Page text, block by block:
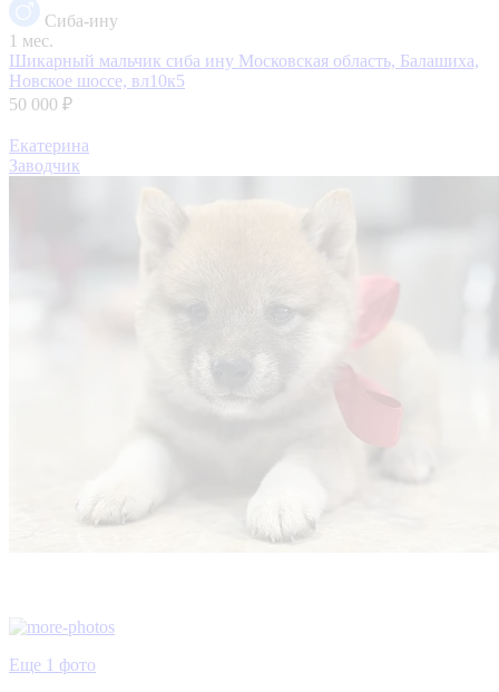
Сиба-ину
1 мес.
Шикарный мальчик сиба ину Московская область, Балашиха,
Новское шоссе, вл10к5
50 000 ₽
Екатерина
Заводчик
Еще 1 фото